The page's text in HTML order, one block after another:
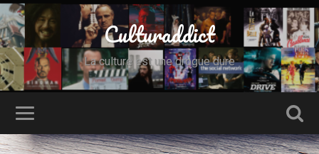
Culturaddict
La culture est une drogue dure